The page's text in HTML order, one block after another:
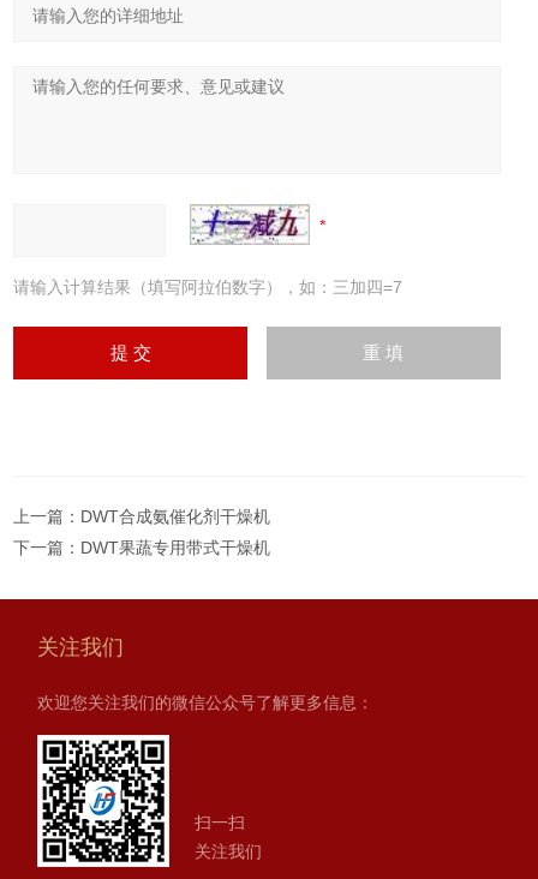
请输入计算结果（填写阿拉伯数字），如：三加四=7
上一篇： DWT合成氨催化剂干燥机
下一篇： DWT果蔬专用带式干燥机
关注我们
欢迎您关注我们的微信公众号了解更多信息：
扫一扫
关注我们